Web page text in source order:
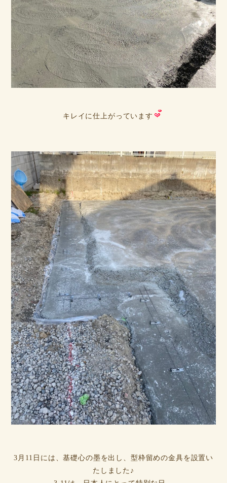
キレイに仕上がっています
3月11日には、基礎心の墨を出し、型枠留めの金具を設置い
たしました♪